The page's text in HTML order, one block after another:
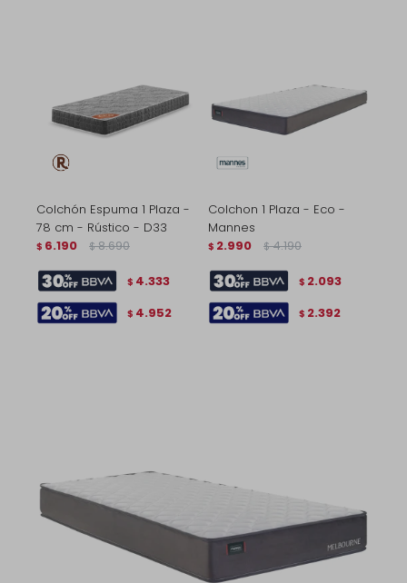
Colchón Espuma 1 Plaza -
78 cm - Rústico - D33
$ 6.190 $ 8.690
$ 4.333
$ 4.952
Colchon 1 Plaza - Eco -
Mannes
$ 2.990 $ 4.190
$ 2.093
$ 2.392